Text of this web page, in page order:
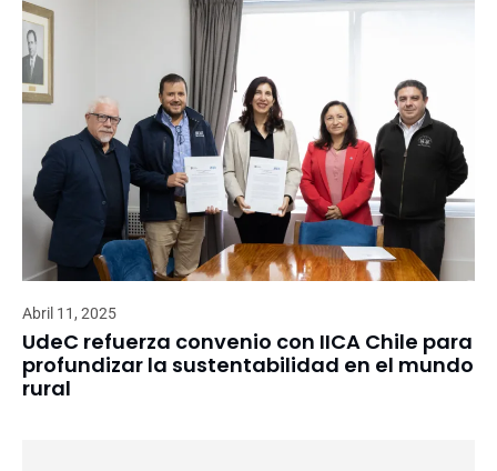
Abril 11, 2025
UdeC refuerza convenio con IICA Chile para
profundizar la sustentabilidad en el mundo
rural